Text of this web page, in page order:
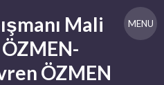
Mali
ÖZMEN
MENU